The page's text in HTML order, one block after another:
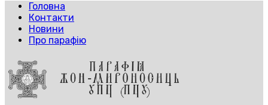
Головна
Контакти
Новини
Про парафію